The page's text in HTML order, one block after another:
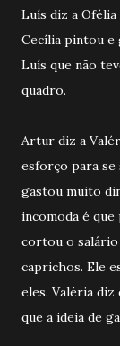
Luís diz a
Cecília pintou e
Luís que não
quadro.
Artur diz a
esforço para se
gastou muito
incomoda é
cortou o salário
caprichos. Ele
eles. Valéria diz
que a ideia de